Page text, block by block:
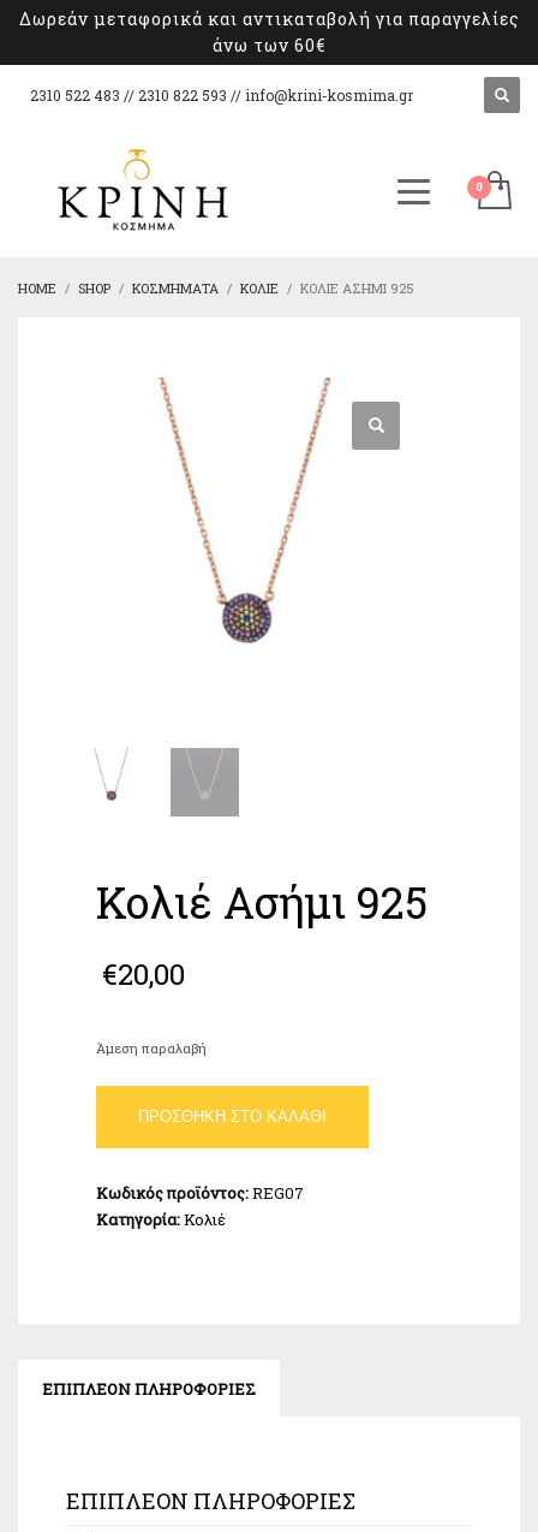
Δωρεάν μεταφορικά και αντικαταβολή για παραγγελίες
άνω των 60€
2310 522 483 // 2310 822 593 // info@krini-kosmima.gr
HOME SHOP ΚΟΣΜΉΜΑΤΑ ΚΟΛΙΈ ΚΟΛΙΈ ΑΣΉΜΙ 925
Κολιέ Ασήμι 925
€20,00
Άμεση παραλαβή
925
ΠΡΟΣΘΉΚΗ ΣΤΟ ΚΑΛΆΘΙ
Κωδικός προϊόντος:REG07
Κατηγορία:Κολιέ
ΕΠΙΠΛΈΟΝ ΠΛΗΡΟΦΟΡΊΕΣ
ΕΠΙΠΛΈΟΝ ΠΛΗΡΟΦΟΡΊΕΣ